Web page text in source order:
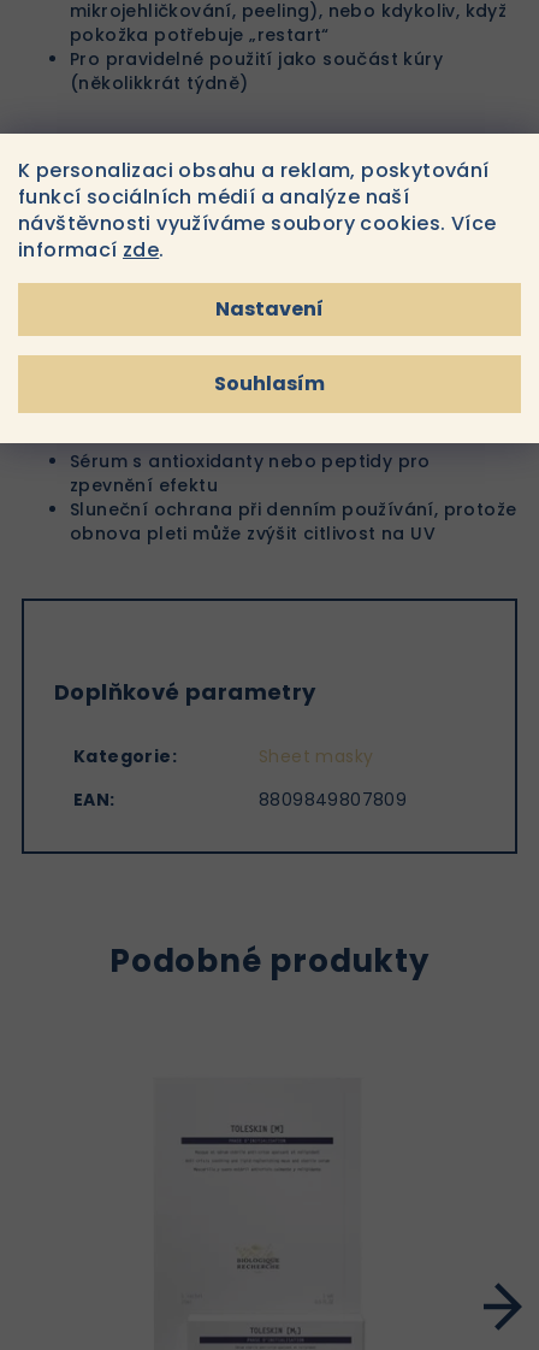
K personalizaci obsahu a reklam, poskytování
funkcí sociálních médií a analýze naší
návštěvnosti využíváme soubory cookies. Více
informací zde.
Nastavení
Souhlasím
mikrojehličkování, peeling), nebo kdykoliv, když
pokožka potřebuje „restart“
Pro pravidelné použití jako součást kúry
(několikkrát týdně)
Proč 30 kusů v balení:
Vhodné pro dlouhodobé použití či kúry
Ideální pro profesionální použití v salonech
Umožňuje mít hygienickou, vždy čerstvou masku
připravenou
Doporučujeme kombinovat s:
Lehké hydratanty či krémy pro uzamčení
vlhkosti
Sérum s antioxidanty nebo peptidy pro
zpevnění efektu
Sluneční ochrana při denním používání, protože
obnova pleti může zvýšit citlivost na UV
Doplňkové parametry
Kategorie:
Sheet masky
EAN: 8809849807809
Podobné produkty